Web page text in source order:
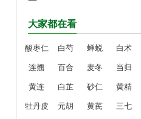
大家都在看
酸枣仁 白芍 蝉蜕 白术
连翘 百合 麦冬 当归
黄连 白芷 砂仁 黄精
牡丹皮 元胡 黄芪 三七